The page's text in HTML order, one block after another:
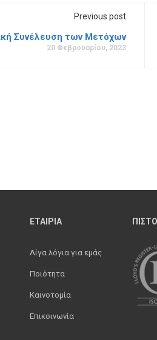
Previous post
Συνέλευση των Μετόχων
20 Φεβρουαρίου, 2023
ΕΤΑΙΡΙΑ
Λίγα λόγια για εμάς
Ποιότητα
Καινοτομία
Επικοινωνία